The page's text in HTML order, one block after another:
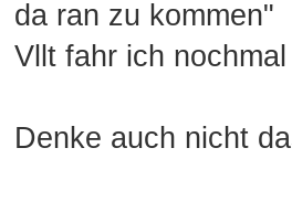
da ran zu kommen"
Vllt fahr ich
Denke auch nicht